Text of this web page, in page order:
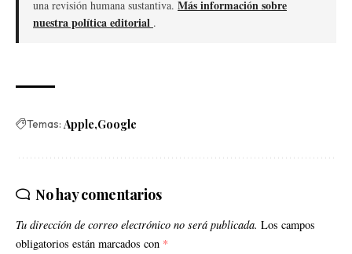
una revisión humana sustantiva. Más información sobre
nuestra política editorial .
Temas: Apple Google
No hay comentarios
Tu dirección de correo electrónico no será publicada. Los campos
obligatorios están marcados con *